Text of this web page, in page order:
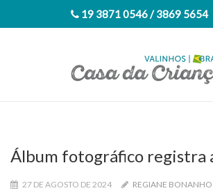
19 3871 0546 / 3869 5654
Álbum fotográfico registra
27 DE AGOSTO DE 2024 REGIANE BONANHO